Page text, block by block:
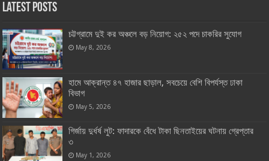
Latest Posts
চট্টগ্রামে দুই কর অঞ্চলে বড় নিয়োগ: ২৫২ পদে চাকরির সুযোগ
May 8, 2026
হামে আক্রান্ত ৪৭ হাজার ছাড়াল, সবচেয়ে বেশি বিপর্যস্ত ঢাকা
বিভাগ
May 5, 2026
গির্জায় দুর্ধর্ষ লুট: ফাদারকে বেঁধে টাকা ছিনতাইয়ের ঘটনায় গ্রেপ্তার
৩
May 1, 2026